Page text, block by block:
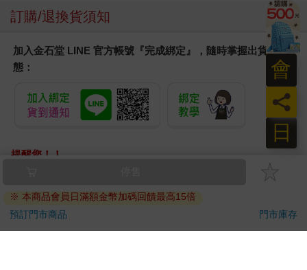
訂購/退換貨須知
加入金石堂 LINE 官方帳號『完成綁定』，隨時掌握出貨動
態：
提醒您！！
金石堂及銀行均不會請您操作ATM! 如接獲電話要求您前往
退換貨須知：
**提醒您，鑑賞期不等於試用期，退回商品須為全新狀態**
日
員
會